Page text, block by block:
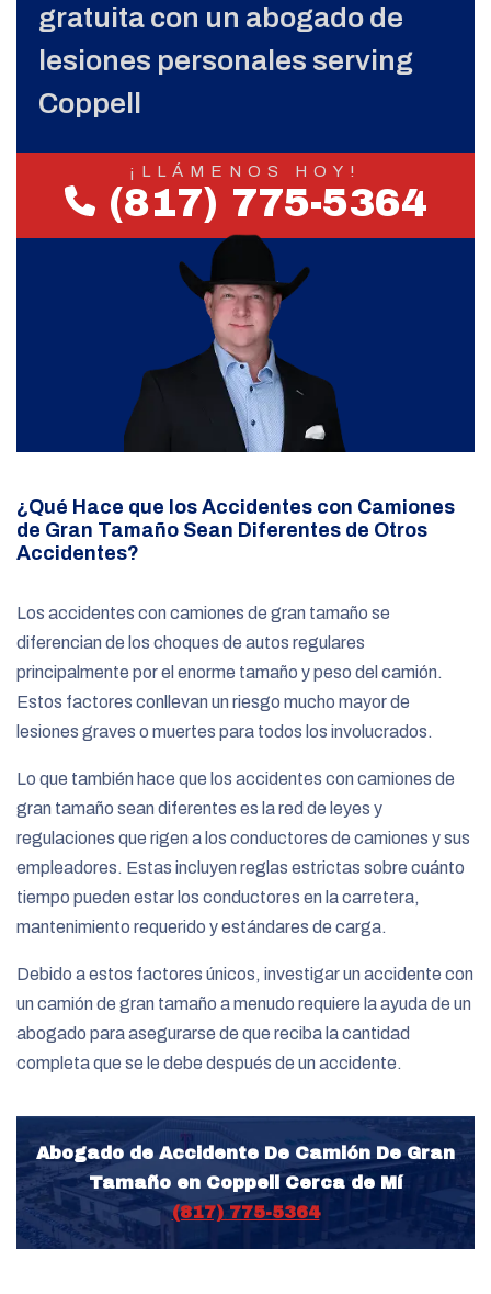
gratuita con un abogado de
lesiones personales serving
Coppell
¡LLÁMENOS HOY!
(817) 775-5364
¿Qué Hace que los Accidentes con Camiones
de Gran Tamaño Sean Diferentes de Otros
Accidentes?
Los accidentes con camiones de gran tamaño se
diferencian de los choques de autos regulares
principalmente por el enorme tamaño y peso del camión.
Estos factores conllevan un riesgo mucho mayor de
lesiones graves o muertes para todos los involucrados.
Lo que también hace que los accidentes con camiones de
gran tamaño sean diferentes es la red de leyes y
regulaciones que rigen a los conductores de camiones y sus
empleadores. Estas incluyen reglas estrictas sobre cuánto
tiempo pueden estar los conductores en la carretera,
mantenimiento requerido y estándares de carga.
Debido a estos factores únicos, investigar un accidente con
un camión de gran tamaño a menudo requiere la ayuda de un
abogado para asegurarse de que reciba la cantidad
completa que se le debe después de un accidente.
Abogado de Accidente De Camión De Gran
Tamaño en Coppell Cerca de Mí
(817) 775-5364